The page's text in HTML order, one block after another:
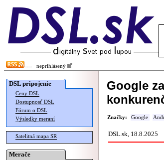
neprihlásený
DSL pripojenie
Ceny DSL
Dostupnosť DSL
Fórum o DSL
Výsledky meraní
Satelitná mapa SR
Merače
Google
Značky: Google
DSL.sk, 18.8.2025